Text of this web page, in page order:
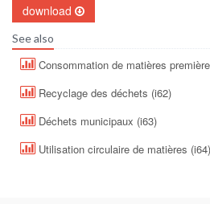
download
See also
Consommation de matières
Recyclage des déchets (i62)
Déchets municipaux (i63)
Utilisation circulaire de matières (i64)